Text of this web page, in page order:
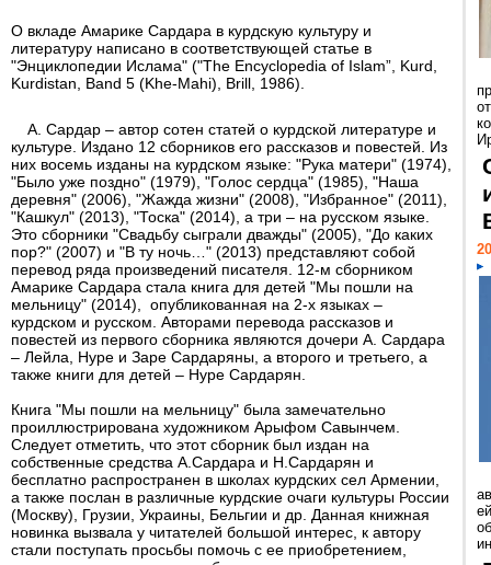
О вкладе Амарике Сардара в курдскую культуру и
литературу написано в соответствующей статье в
"Энциклопедии Ислама" ("The Encyclopedia of Islam”, Kurd,
Kurdistan, Band 5 (Khe-Mahi), Brill, 1986).
А. Сардар – автор сотен статей о курдской литературе и
культуре. Издано 12 сборников его рассказов и повестей. Из
них восемь изданы на курдском языке: "Рука матери" (1974),
"Было уже поздно" (1979), "Голос сердца" (1985), "Наша
деревня" (2006), "Жажда жизни" (2008), "Избранное" (2011),
"Кашкул" (2013), "Тоска" (2014), а три – на русском языке.
Это сборники "Свадьбу сыграли дважды" (2005), "До каких
пор?" (2007) и "В ту ночь…" (2013) представляют собой
перевод ряда произведений писателя. 12-м сборником
Амарике Сардара стала книга для детей "Мы пошли на
мельницу" (2014), опубликованная на 2-х языках –
курдском и русском. Авторами перевода рассказов и
повестей из первого сборника являются дочери А. Сардара
– Лейла, Нуре и Заре Сардаряны, а второго и третьего, а
также книги для детей – Нуре Сардарян.
Книга "Мы пошли на мельницу" была замечательно
проиллюстрирована художником Арыфом Савынчем.
Следует отметить, что этот сборник был издан на
собственные средства А.Сардара и Н.Сардарян и
бесплатно распространен в школах курдских сел Армении,
а также послан в различные курдские очаги культуры России
(Москву), Грузии, Украины, Бельгии и др. Данная книжная
новинка вызвала у читателей большой интерес, к автору
стали поступать просьбы помочь с ее приобретением,